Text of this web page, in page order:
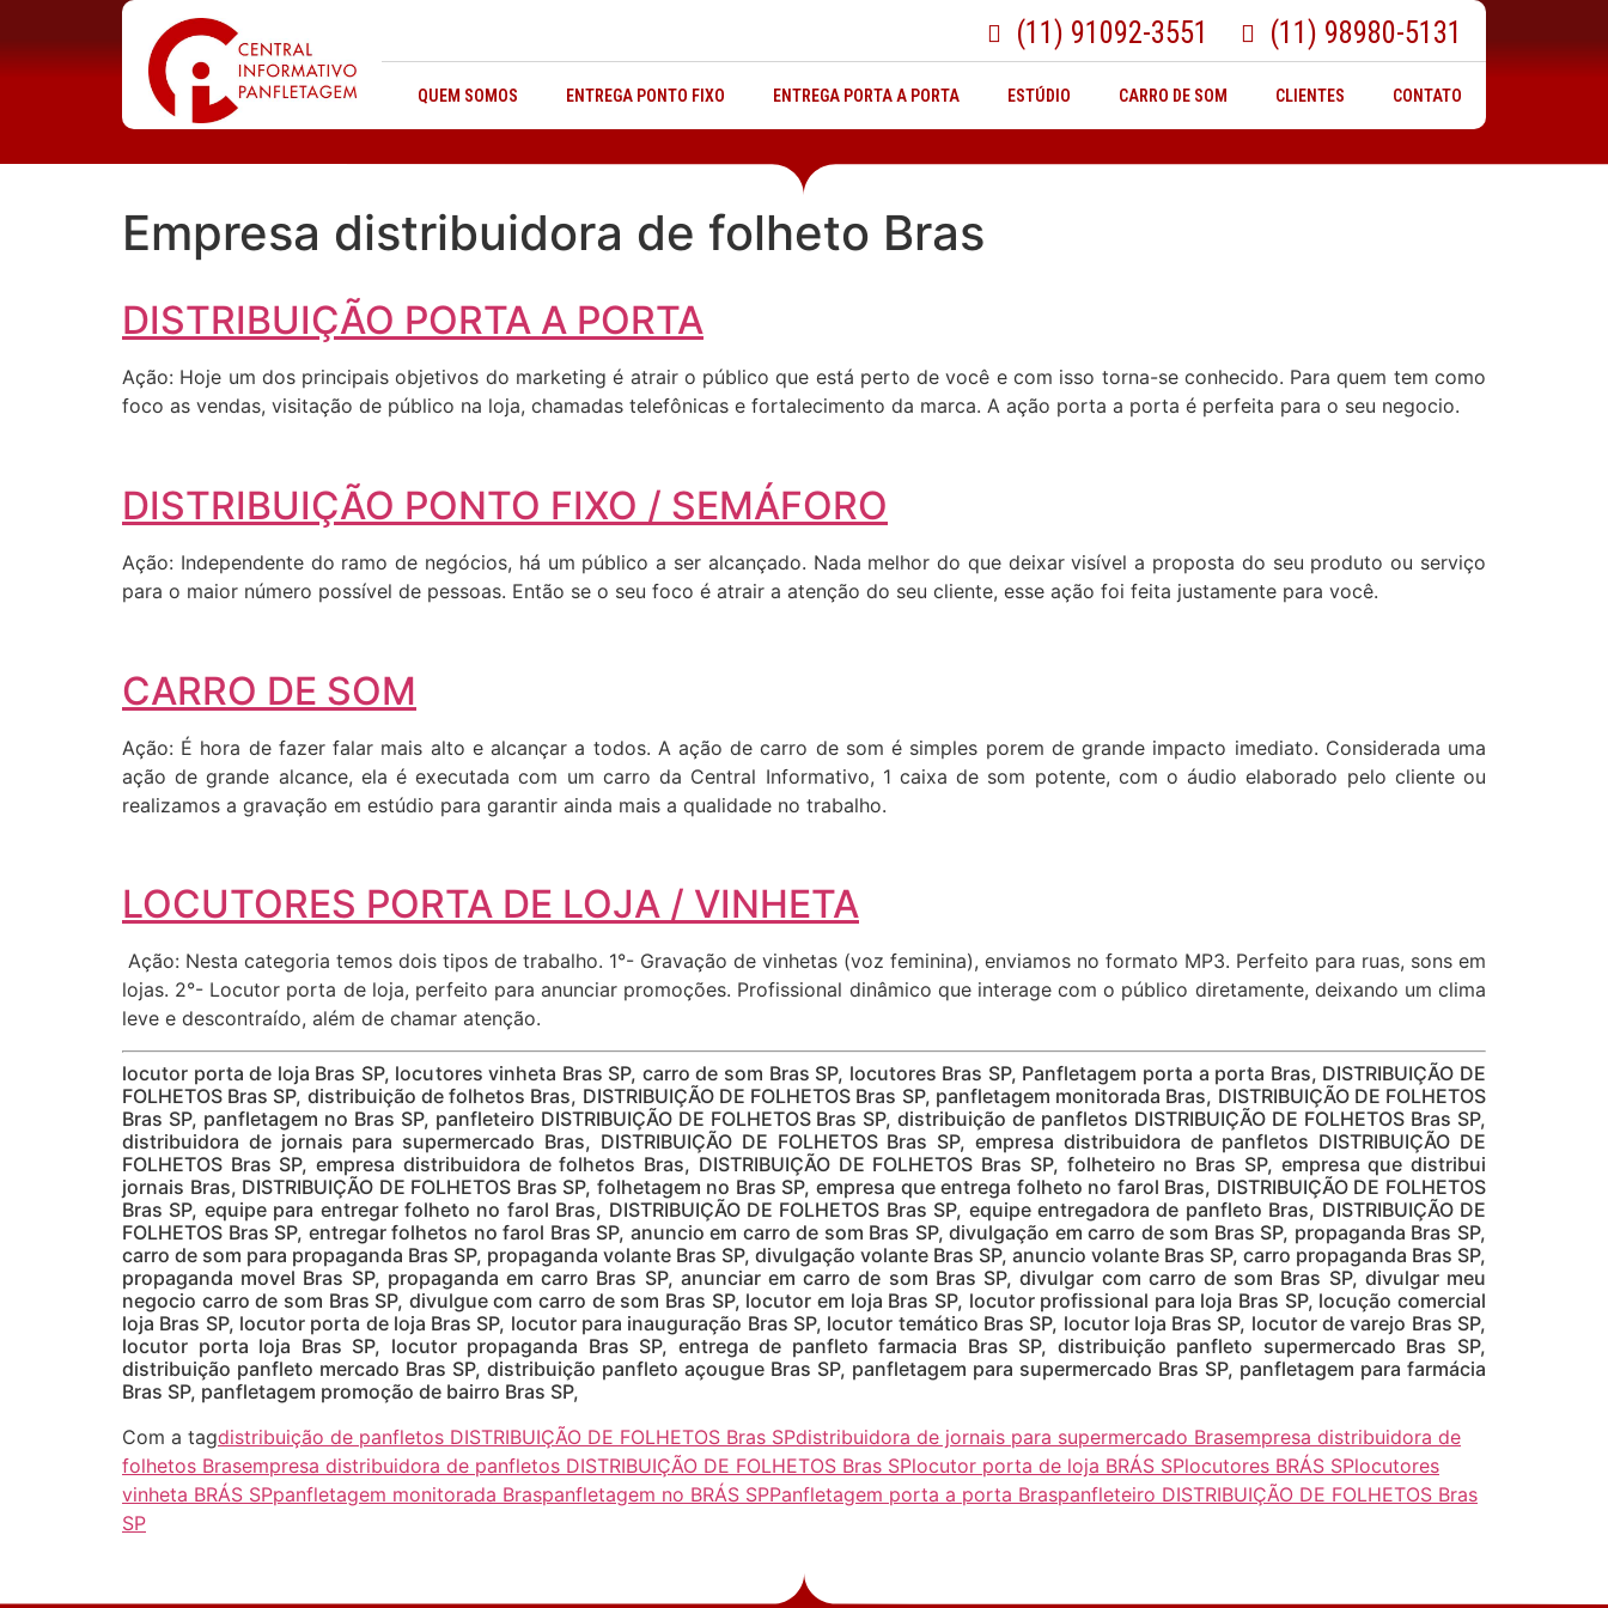
(11) 91092-3551 (11) 98980-5131
QUEM SOMOS ENTREGA PONTO FIXO ENTREGA PORTA A PORTA ESTÚDIO CARRO DE SOM CLIENTES CONTATO
Empresa distribuidora de folheto Bras
DISTRIBUIÇÃO PORTA A PORTA
Ação: Hoje um dos principais objetivos do marketing é atrair o público que está perto de você e com isso torna-se conhecido. Para quem tem como
foco as vendas, visitação de público na loja, chamadas telefônicas e fortalecimento da marca. A ação porta a porta é perfeita para o seu negocio.
DISTRIBUIÇÃO PONTO FIXO / SEMÁFORO
Ação: Independente do ramo de negócios, há um público a ser alcançado. Nada melhor do que deixar visível a proposta do seu produto ou serviço
para o maior número possível de pessoas. Então se o seu foco é atrair a atenção do seu cliente, esse ação foi feita justamente para você.
CARRO DE SOM
Ação: É hora de fazer falar mais alto e alcançar a todos. A ação de carro de som é simples porem de grande impacto imediato. Considerada uma
ação de grande alcance, ela é executada com um carro da Central Informativo, 1 caixa de som potente, com o áudio elaborado pelo cliente ou
realizamos a gravação em estúdio para garantir ainda mais a qualidade no trabalho.
LOCUTORES PORTA DE LOJA / VINHETA
Ação: Nesta categoria temos dois tipos de trabalho. 1°- Gravação de vinhetas (voz feminina), enviamos no formato MP3. Perfeito para ruas, sons em
lojas. 2°- Locutor porta de loja, perfeito para anunciar promoções. Profissional dinâmico que interage com o público diretamente, deixando um clima
leve e descontraído, além de chamar atenção.
locutor porta de loja Bras SP, locutores vinheta Bras SP, carro de som Bras SP, locutores Bras SP, Panfletagem porta a porta Bras, DISTRIBUIÇÃO DE
FOLHETOS Bras SP, distribuição de folhetos Bras, DISTRIBUIÇÃO DE FOLHETOS Bras SP, panfletagem monitorada Bras, DISTRIBUIÇÃO DE FOLHETOS
Bras SP, panfletagem no Bras SP, panfleteiro DISTRIBUIÇÃO DE FOLHETOS Bras SP, distribuição de panfletos DISTRIBUIÇÃO DE FOLHETOS Bras SP,
distribuidora de jornais para supermercado Bras, DISTRIBUIÇÃO DE FOLHETOS Bras SP, empresa distribuidora de panfletos DISTRIBUIÇÃO DE
FOLHETOS Bras SP, empresa distribuidora de folhetos Bras, DISTRIBUIÇÃO DE FOLHETOS Bras SP, folheteiro no Bras SP, empresa que distribui
jornais Bras, DISTRIBUIÇÃO DE FOLHETOS Bras SP, folhetagem no Bras SP, empresa que entrega folheto no farol Bras, DISTRIBUIÇÃO DE FOLHETOS
Bras SP, equipe para entregar folheto no farol Bras, DISTRIBUIÇÃO DE FOLHETOS Bras SP, equipe entregadora de panfleto Bras, DISTRIBUIÇÃO DE
FOLHETOS Bras SP, entregar folhetos no farol Bras SP, anuncio em carro de som Bras SP, divulgação em carro de som Bras SP, propaganda Bras SP,
carro de som para propaganda Bras SP, propaganda volante Bras SP, divulgação volante Bras SP, anuncio volante Bras SP, carro propaganda Bras SP,
propaganda movel Bras SP, propaganda em carro Bras SP, anunciar em carro de som Bras SP, divulgar com carro de som Bras SP, divulgar meu
negocio carro de som Bras SP, divulgue com carro de som Bras SP, locutor em loja Bras SP, locutor profissional para loja Bras SP, locução comercial
loja Bras SP, locutor porta de loja Bras SP, locutor para inauguração Bras SP, locutor temático Bras SP, locutor loja Bras SP, locutor de varejo Bras SP,
locutor porta loja Bras SP, locutor propaganda Bras SP, entrega de panfleto farmacia Bras SP, distribuição panfleto supermercado Bras SP,
distribuição panfleto mercado Bras SP, distribuição panfleto açougue Bras SP, panfletagem para supermercado Bras SP, panfletagem para farmácia
Bras SP, panfletagem promoção de bairro Bras SP,
Com a tagdistribuição de panfletos DISTRIBUIÇÃO DE FOLHETOS Bras SPdistribuidora de jornais para supermercado Brasempresa distribuidora de
folhetos Brasempresa distribuidora de panfletos DISTRIBUIÇÃO DE FOLHETOS Bras SPlocutor porta de loja BRÁS SPlocutores BRÁS SPlocutores
vinheta BRÁS SPpanfletagem monitorada Braspanfletagem no BRÁS SPPanfletagem porta a porta Braspanfleteiro DISTRIBUIÇÃO DE FOLHETOS Bras
SP